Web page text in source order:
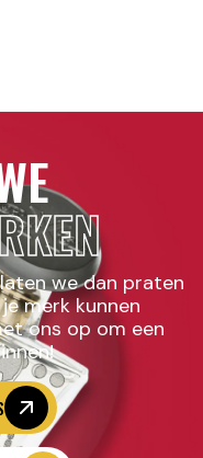
we dan praten
merk kunnen
ons op om een